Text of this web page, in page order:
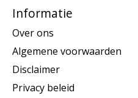
Informatie
Over ons
Algemene voorwaarden
Disclaimer
Privacy beleid